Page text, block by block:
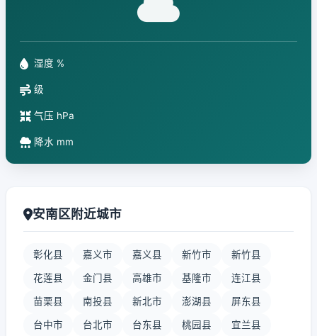
湿度 %
级
气压 hPa
降水 mm
安南区附近城市
彰化县 嘉义市 嘉义县 新竹市 新竹县
花莲县 金门县 高雄市 基隆市 连江县
苗栗县 南投县 新北市 澎湖县 屏东县
台中市 台北市 台东县 桃园县 宜兰县